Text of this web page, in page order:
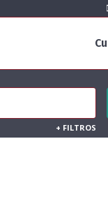
+ FILTROS